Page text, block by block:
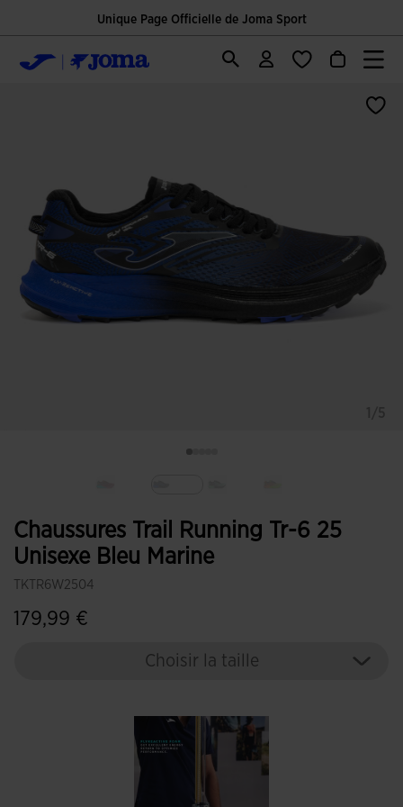
Unique Page Officielle de Joma Sport
Chaussures Trail Running Tr-6 25
Unisexe Bleu Marine
TKTR6W2504
179,99 €
Choisir la taille